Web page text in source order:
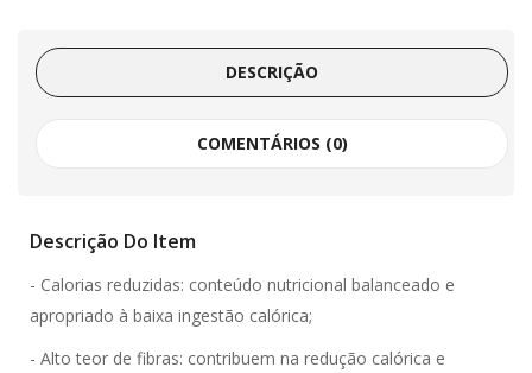
DESCRIÇÃO
COMENTÁRIOS (0)
Descrição Do Item
- Calorias reduzidas: conteúdo nutricional balanceado e
apropriado à baixa ingestão calórica;
- Alto teor de fibras: contribuem na redução calórica e